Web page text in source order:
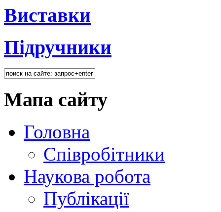
Виставки
Підручники
Мапа сайту
Головна
Співробітники
Наукова робота
Публікації